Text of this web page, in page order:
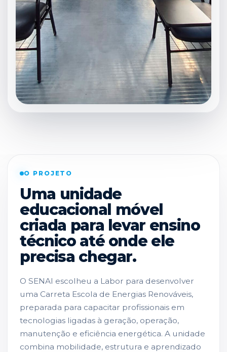
O PROJETO
Uma unidade
educacional móvel
criada para levar ensino
técnico até onde ele
precisa chegar.
O SENAI escolheu a Labor para desenvolver
uma Carreta Escola de Energias Renováveis,
preparada para capacitar profissionais em
tecnologias ligadas à geração, operação,
manutenção e eficiência energética. A unidade
combina mobilidade, estrutura e aprendizado